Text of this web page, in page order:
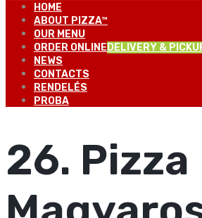
HOME
ABOUT PIZZA™
OUR MENU
ORDER ONLINE DELIVERY &
NEWS
CONTACTS
RENDELÉS
PROBA
26. Pizza